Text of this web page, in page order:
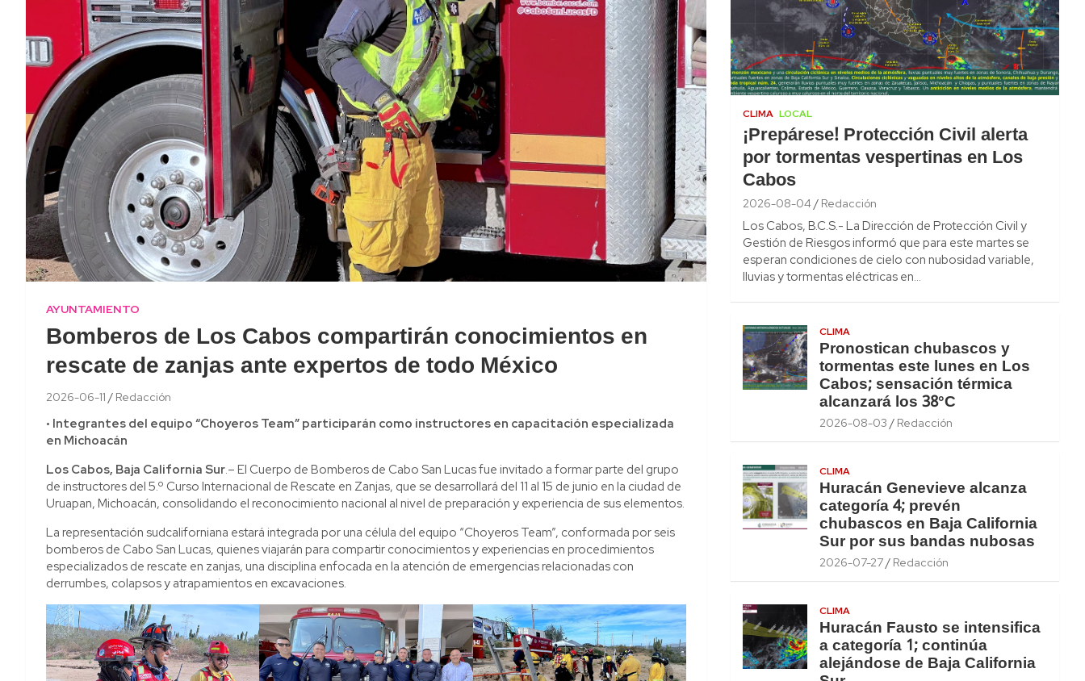
AYUNTAMIENTO
Bomberos de Los Cabos compartirán conocimientos en
rescate de zanjas ante expertos de todo México
2026-06-11 Redacción
• Integrantes del equipo “Choyeros Team” participarán como instructores en capacitación especializada
en Michoacán
Los Cabos, Baja California Sur.– El Cuerpo de Bomberos de Cabo San Lucas fue invitado a formar parte del grupo
de instructores del 5.º Curso Internacional de Rescate en Zanjas, que se desarrollará del 11 al 15 de junio en la ciudad de
Uruapan, Michoacán, consolidando el reconocimiento nacional al nivel de preparación y experiencia de sus elementos.
La representación sudcaliforniana estará integrada por una célula del equipo “Choyeros Team”, conformada por seis
bomberos de Cabo San Lucas, quienes viajarán para compartir conocimientos y experiencias en procedimientos
especializados de rescate en zanjas, una disciplina enfocada en la atención de emergencias relacionadas con
derrumbes, colapsos y atrapamientos en excavaciones.
CLIMA LOCAL
¡Prepárese! Protección Civil alerta
por tormentas vespertinas en Los
Cabos
2026-08-04 Redacción
Los Cabos, B.C.S.- La Dirección de Protección Civil y
Gestión de Riesgos informó que para este martes se
esperan condiciones de cielo con nubosidad variable,
lluvias y tormentas eléctricas en…
CLIMA
Pronostican chubascos y
tormentas este lunes en Los
Cabos; sensación térmica
alcanzará los 38°C
2026-08-03 Redacción
CLIMA
Huracán Genevieve alcanza
categoría 4; prevén
chubascos en Baja California
Sur por sus bandas nubosas
2026-07-27 Redacción
CLIMA
Huracán Fausto se intensifica
a categoría 1; continúa
alejándose de Baja California